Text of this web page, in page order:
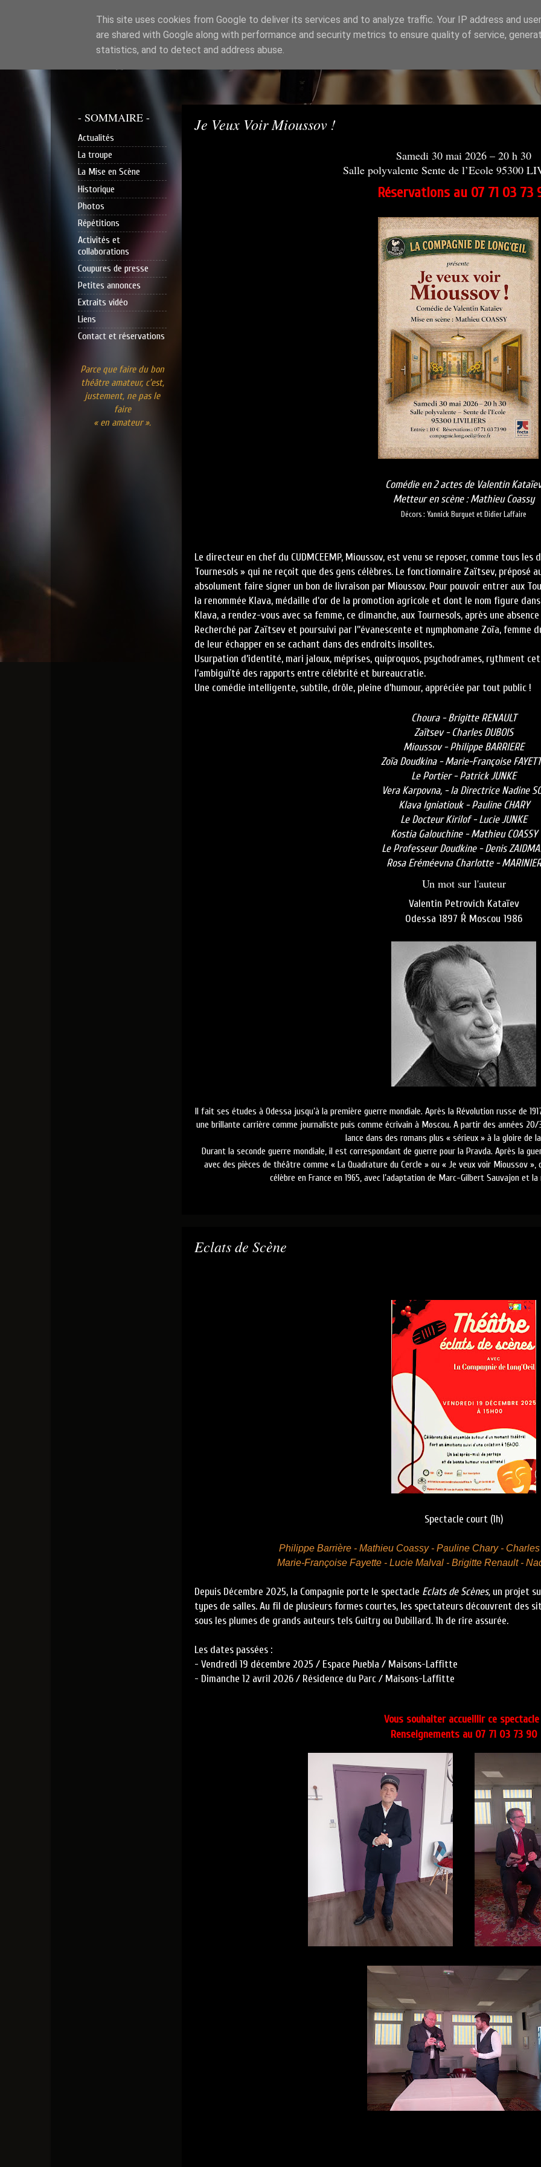
Compagnie de Long’Oeil
Je Veux Voir Mioussov !
Samedi 30 mai 2026 – 20 h 30
Salle polyvalente Sente de l’Ecole 95300
Réservations au 07 71 03 73
Comédie en 2 actes de Valentin
Metteur en scène : Mathieu Coassy
Décors : Yannick Burguet et Didier Laffaire
Le directeur en chef du CUDMCEEMP, Mioussov, est venu se reposer, comme tous les
Tournesols » qui ne reçoit que des gens célèbres. Le fonctionnaire Zaïtsev, préposé
absolument faire signer un bon de livraison par Mioussov. Pour pouvoir entrer aux
la renommée Klava, médaille d’or de la promotion agricole et dont le nom figure
Klava, a rendez-vous avec sa femme, ce dimanche, aux Tournesols, après une
Recherché par Zaïtsev et poursuivi par l’’évanescente et nymphomane Zoïa, femme
de leur échapper en se cachant dans des endroits insolites.
Usurpation d’identité, mari jaloux, méprises, quiproquos, psychodrames, rythment
l’ambiguïté des rapports entre célébrité et bureaucratie.
Une comédie intelligente, subtile, drôle, pleine d’humour, appréciée par tout public !
Choura - Brigitte RENAULT
Zaïtsev - Charles DUBOIS
Mioussov - Philippe BARRIERE
Zoïa Doudkina - Marie-Françoise
Le Portier - Patrick JUNKE
Vera Karpovna, - la Directrice Nadine
Klava Igniatiouk - Pauline CHARY
Le Docteur Kirilof - Lucie JUNKE
Kostia Galouchine - Mathieu COASSY
Le Professeur Doudkine - Denis
Rosa Eréméevna Charlotte - MARINIER
Un mot sur l'auteur
Valentin Petrovich Kataïev
Odessa 1897 Ŕ Moscou 1986
Il fait ses études à Odessa jusqu’à la première guerre mondiale. Après la Révolution russe de
une brillante carrière comme journaliste puis comme écrivain à Moscou. A partir des années
lance dans des romans plus « sérieux » à la gloire de
Durant la seconde guerre mondiale, il est correspondant de guerre pour la Pravda. Après la
avec des pièces de théâtre comme « La Quadrature du Cercle » ou « Je veux voir Mioussov
célèbre en France en 1965, avec l’adaptation de Marc-Gilbert Sauvajon et
Eclats de Scène
Spectacle court (1h)
Philippe Barrière - Mathieu Coassy - Pauline Chary -
Marie-Françoise Fayette - Lucie Malval - Brigitte Renault -
Depuis Décembre 2025, la Compagnie porte le spectacle Eclats de Scènes, un projet
types de salles. Au fil de plusieurs formes courtes, les spectateurs découvrent des
sous les plumes de grands auteurs tels Guitry ou Dubillard. 1h de rire assurée.
Les dates passées :
- Vendredi 19 décembre 2025 / Espace Puebla / Maisons-Laffitte
- Dimanche 12 avril 2026 / Résidence du Parc / Maisons-Laffitte
Vous souhaiter accueillir ce spectacle
Renseignements au 07 71 03 73 90
- SOMMAIRE -
Actualités
La troupe
La Mise en Scène
Historique
Photos
Répétitions
Activités et
collaborations
Coupures de presse
Petites annonces
Extraits vidéo
Liens
Contact et réservations
Parce que faire du bon
théâtre amateur, c’est,
justement, ne pas le
faire
« en amateur ».
This site uses cookies from Google to deliver its services and to analyze traffic. Your IP address and
are shared with Google along with performance and security metrics to ensure quality of service,
statistics, and to detect and address abuse.